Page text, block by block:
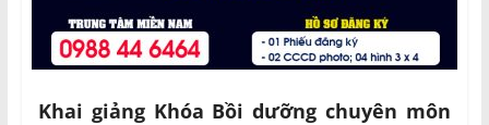
Khai giảng Khóa Bồi dưỡng chuyên môn